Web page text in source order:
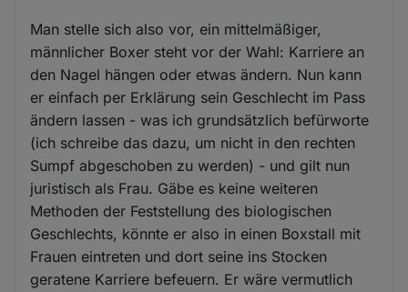
Man stelle sich also vor, ein mittelmäßiger,
männlicher Boxer steht vor der Wahl: Karriere an
den Nagel hängen oder etwas ändern. Nun kann
er einfach per Erklärung sein Geschlecht im Pass
ändern lassen - was ich grundsätzlich befürworte
(ich schreibe das dazu, um nicht in den rechten
Sumpf abgeschoben zu werden) - und gilt nun
juristisch als Frau. Gäbe es keine weiteren
Methoden der Feststellung des biologischen
Geschlechts, könnte er also in einen Boxstall mit
Frauen eintreten und dort seine ins Stocken
geratene Karriere befeuern. Er wäre vermutlich